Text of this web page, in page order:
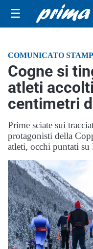
☰
COMUNICATO
Cogne si
atleti
centimetri
Prime sciate sui
protagonisti della
atleti, occhi puntati su